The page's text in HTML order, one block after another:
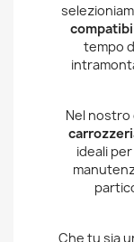
tempo
Nel
ideali
un